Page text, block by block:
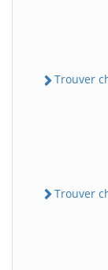
Trouver
Trouver